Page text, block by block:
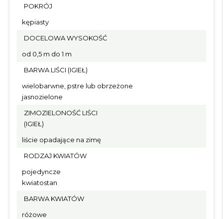
POKRÓJ
kępiasty
DOCELOWA WYSOKOŚĆ
od 0,5 m do 1 m
BARWA LIŚCI (IGIEŁ)
wielobarwne, pstre lub obrzeżone
jasnozielone
ZIMOZIELONOŚĆ LIŚCI
(IGIEŁ)
liście opadające na zimę
RODZAJ KWIATÓW
pojedyncze
kwiatostan
BARWA KWIATÓW
różowe